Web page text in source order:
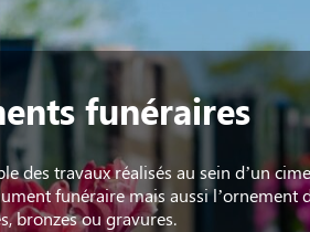
funéraires
des travaux réalisés au sein d’un
funéraire mais aussi l’ornement
bronzes ou gravures.